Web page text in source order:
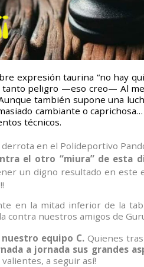
expresión taurina “no hay
peligro —eso creo— Al
también supone una
cambiante o
técnicos.
en el Polideportivo
el otro “miura” de esta
un digno resultado en este
en la mitad inferior de la
contra nuestros amigos de
equipo C. Quienes
a jornada sus grandes
a seguir así!